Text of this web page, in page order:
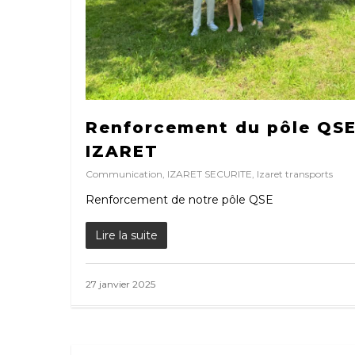
Renforcement du pôle
IZARET
Communication IZARET SECURITE Izaret transports
Renforcement de notre pôle QSE
Lire la suite
27 janvier 2025